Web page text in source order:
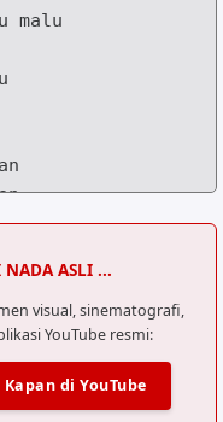
malu
u
saja
ja
menikah
ASLI ...
visual, sinematografi,
YouTube resmi:
di YouTube